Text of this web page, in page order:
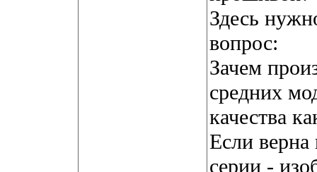
Здесь
вопрос:
Зачем
средних
качества
Если
серии -